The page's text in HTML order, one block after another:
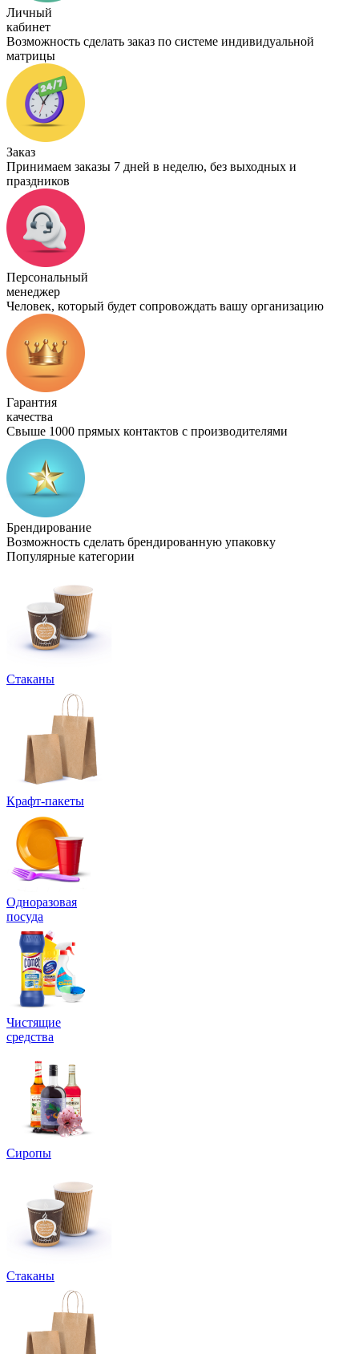
Личный
кабинет
Возможность сделать заказ по системе индивидуальной
матрицы
Заказ
Принимаем заказы 7 дней в неделю, без выходных и
праздников
Персональный
менеджер
Человек, который будет сопровождать вашу организацию
Гарантия
качества
Свыше 1000 прямых контактов с производителями
Брендирование
Возможность сделать брендированную упаковку
Популярные категории
Стаканы
Крафт-пакеты
Одноразовая
посуда
Чистящие
средства
Сиропы
Стаканы